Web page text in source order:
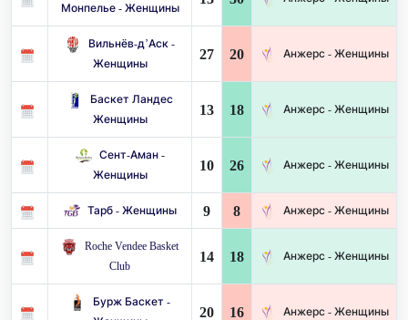
Монпелье - Женщины
Вильнёв-д’Аск -
Женщины
27 20 Анжерс - Женщины
Баскет Ландес
Женщины
13 18 Анжерс - Женщины
Сент-Аман -
Женщины
10 26 Анжерс - Женщины
Тарб - Женщины 9 8 Анжерс - Женщины
Roche Vendee Basket
Club
14 18 Анжерс - Женщины
Бурж Баскет -
20 16 Анжерс - Женщины